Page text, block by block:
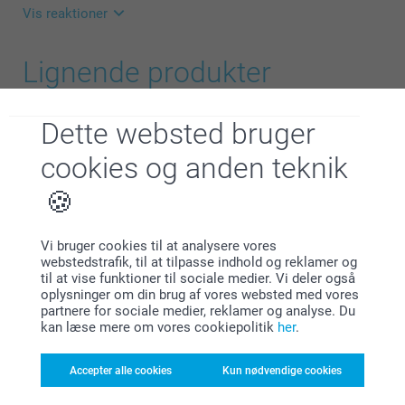
Dette websted bruger
cookies og anden teknik
Vi bruger cookies til at analysere vores
webstedstrafik, til at tilpasse indhold og reklamer og
til at vise funktioner til sociale medier. Vi deler også
oplysninger om din brug af vores websted med vores
partnere for sociale medier, reklamer og analyse. Du
kan læse mere om vores cookiepolitik her.
Accepter alle cookies Kun nødvendige cookies
77 cm
Vis reaktioner
18.10.2023
08:14
Hej Helle
Mange tak for dine 5 stjerner og din anmeldelse af
vores refleksvest.
Det er en sjov måde at gøre dine produkter mere
personlige og få brugt dine yndlingsbilleder.
Venlig hilsen
Zeinab @smartphoto
Lignende produkter
Mere end 10 varianter
149,00
179,00
139,00
(7 anmeldelser)
Fra 69,00
(11 anmeldelser)